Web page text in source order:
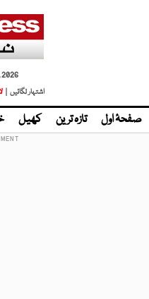
2026
اشتہار لگائیں |
صفحۂ اول تازہ ترین کھیل